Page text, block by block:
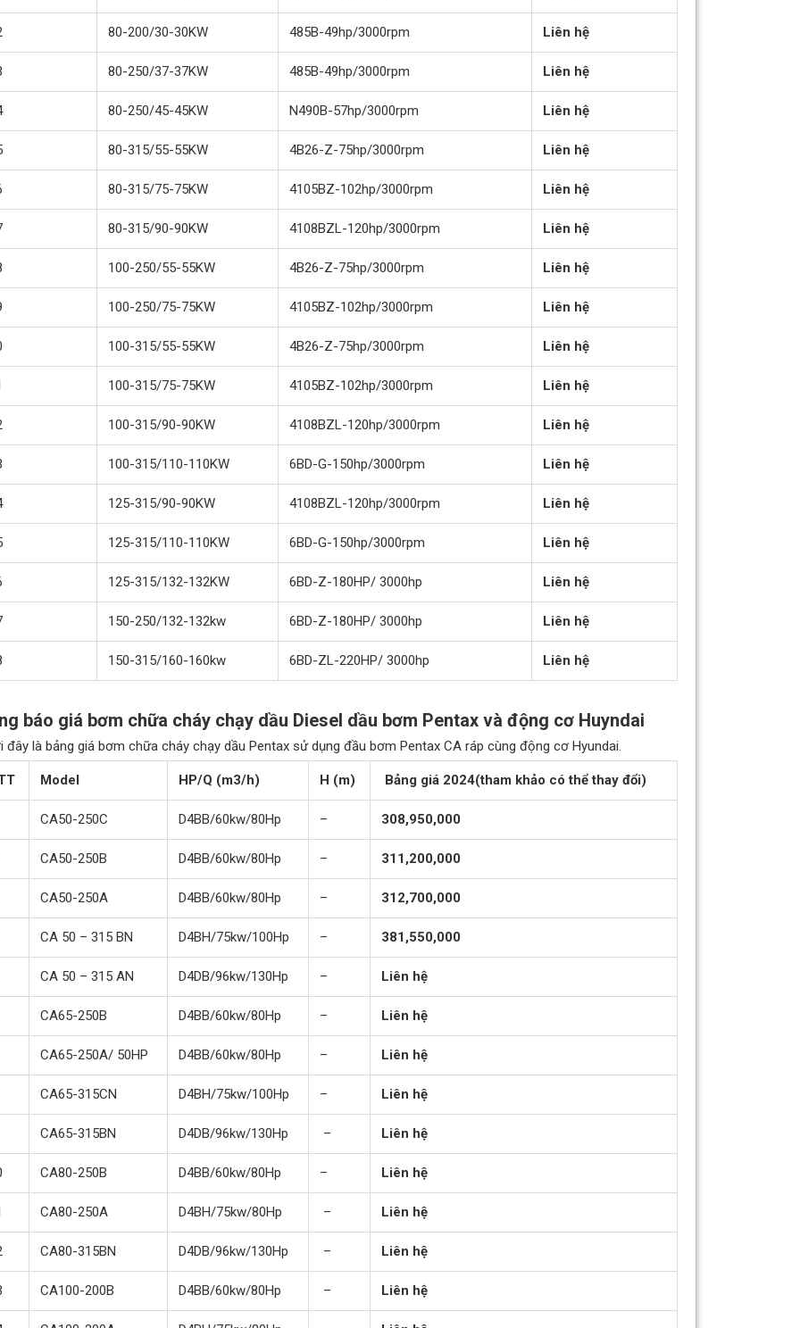
80-200/30-30KW 485B-49hp/3000rpm Liên hệ
80-250/37-37KW 485B-49hp/3000rpm Liên hệ
80-250/45-45KW N490B-57hp/3000rpm Liên hệ
80-315/55-55KW 4B26-Z-75hp/3000rpm Liên hệ
80-315/75-75KW 4105BZ-102hp/3000rpm Liên hệ
80-315/90-90KW 4108BZL-120hp/3000rpm Liên hệ
100-250/55-55KW 4B26-Z-75hp/3000rpm Liên hệ
100-250/75-75KW 4105BZ-102hp/3000rpm Liên hệ
100-315/55-55KW 4B26-Z-75hp/3000rpm Liên hệ
100-315/75-75KW 4105BZ-102hp/3000rpm Liên hệ
100-315/90-90KW 4108BZL-120hp/3000rpm Liên hệ
100-315/110-110KW 6BD-G-150hp/3000rpm Liên hệ
125-315/90-90KW 4108BZL-120hp/3000rpm Liên hệ
125-315/110-110KW 6BD-G-150hp/3000rpm Liên hệ
125-315/132-132KW 6BD-Z-180HP/ 3000hp Liên hệ
150-250/132-132kw 6BD-Z-180HP/ 3000hp Liên hệ
150-315/160-160kw 6BD-ZL-220HP/ 3000hp Liên hệ
báo giá bơm chữa cháy chạy dầu Diesel dầu bơm Pentax và động cơ Huyndai
đây là bảng giá bơm chữa cháy chạy dầu Pentax sử dụng đầu bơm Pentax CA ráp cùng động cơ Hyundai.
Model HP/Q (m3/h) H (m) Bảng giá 2024(tham khảo có thể thay đổi)
CA50-250C D4BB/60kw/80Hp – 308,950,000
CA50-250B D4BB/60kw/80Hp – 311,200,000
CA50-250A D4BB/60kw/80Hp – 312,700,000
CA 50 – 315 BN D4BH/75kw/100Hp – 381,550,000
CA 50 – 315 AN D4DB/96kw/130Hp – Liên hệ
CA65-250B D4BB/60kw/80Hp – Liên hệ
CA65-250A/ 50HP D4BB/60kw/80Hp – Liên hệ
CA65-315CN D4BH/75kw/100Hp – Liên hệ
CA65-315BN D4DB/96kw/130Hp – Liên hệ
CA80-250B D4BB/60kw/80Hp – Liên hệ
CA80-250A D4BH/75kw/80Hp – Liên hệ
CA80-315BN D4DB/96kw/130Hp – Liên hệ
CA100-200B D4BB/60kw/80Hp – Liên hệ